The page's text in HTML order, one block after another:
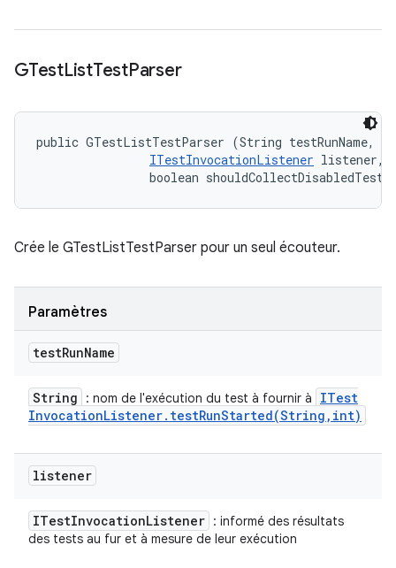
GTestListTestParser
public GTestListTestParser (String testRunName,
ITestInvocationListener listener,
                boolean shouldCollectDisabledTest)
Crée le GTestListTestParser pour un seul écouteur.
Paramètres
testRunName
String : nom de l'exécution du test à fournir à
ITest
InvocationListener. testRunStarted(String , int)
listener
ITestInvocationListener : informé des résultats
des tests au fur et à mesure de leur exécution